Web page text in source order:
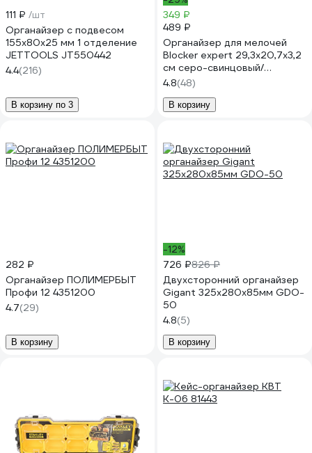
111 ₽ /шт
Органайзер с подвесом
155x80x25 мм 1 отделение
JETTOOLS JT550442
4.4(216)
В корзину по 3
349 ₽
489 ₽
Органайзер для мелочей
Blocker expert 29,3x20,7x3,2
см серо-свинцовый/
оранжевый 33741
4.8(48)
В корзину
282 ₽
Органайзер ПОЛИМЕРБЫТ
Профи 12 4351200
4.7(29)
В корзину
-12%
726 ₽826 ₽
Двухсторонний органайзер
Gigant 325x280x85мм GDO-
50
4.8(5)
В корзину